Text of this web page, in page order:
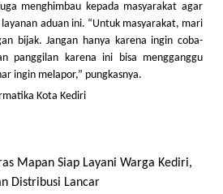
menghimbau kepada masyarakat agar
aduan ini. “Untuk masyarakat, mari
bijak. Jangan hanya karena ingin coba-
panggilan karena ini bisa mengganggu
ingin melapor,” pungkasnya.
Kota Kediri
Mapan Siap Layani Warga Kediri,
Distribusi Lancar